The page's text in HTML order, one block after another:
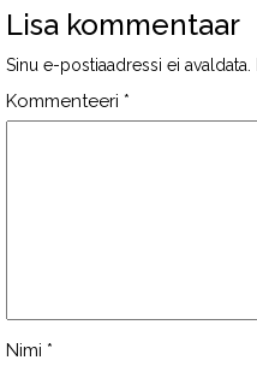
Lisa kommentaar
Sinu e-postiaadressi ei avaldata.
Kommenteeri *
Nimi *